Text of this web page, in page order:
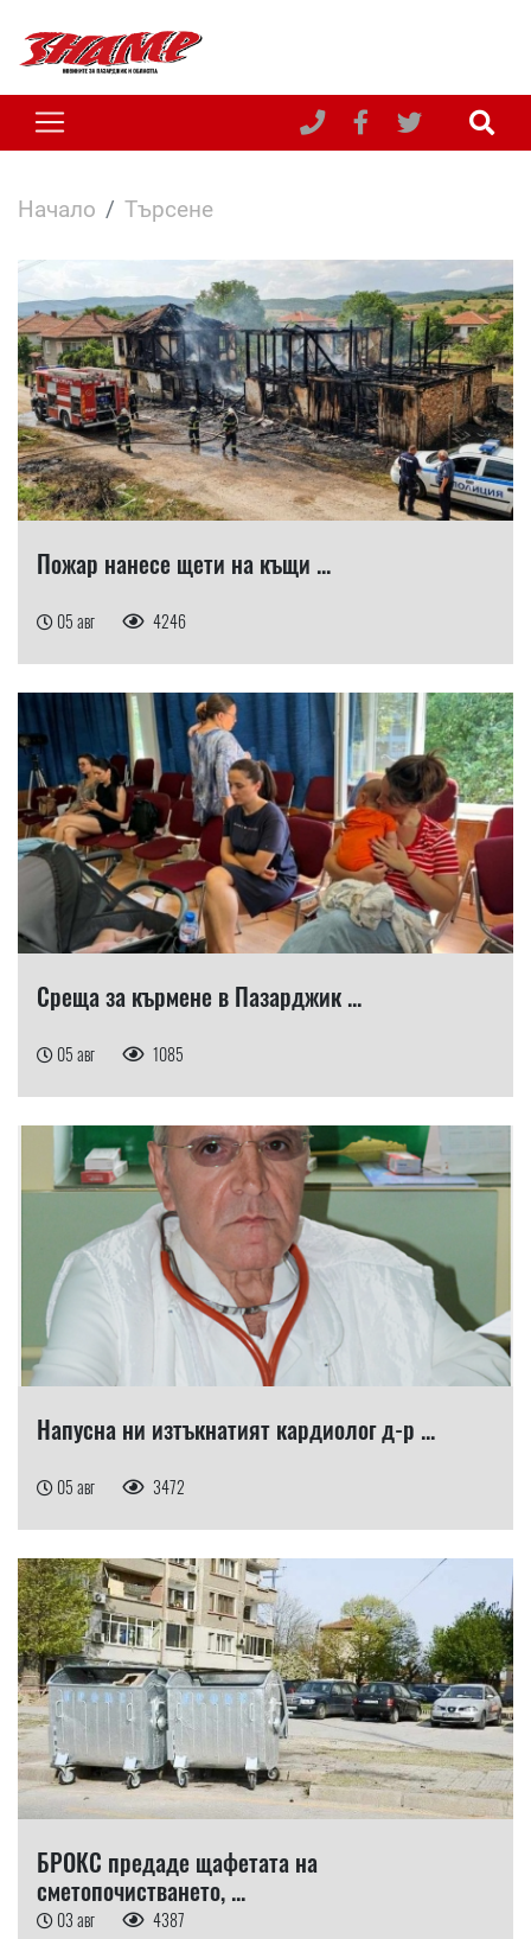
Начало Търсене
Пожар нанесе щети на къщи ...
05 авг 4246
Среща за кърмене в Пазарджик ...
05 авг 1085
Напусна ни изтъкнатият кардиолог д-р ...
05 авг 3472
БРОКС предаде щафетата на
сметопочистването, ...
03 авг 4387